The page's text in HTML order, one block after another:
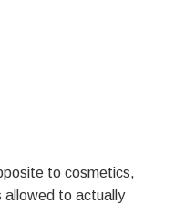
to cosmetics,
allowed to actually